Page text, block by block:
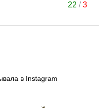
22 /3
в Instagram